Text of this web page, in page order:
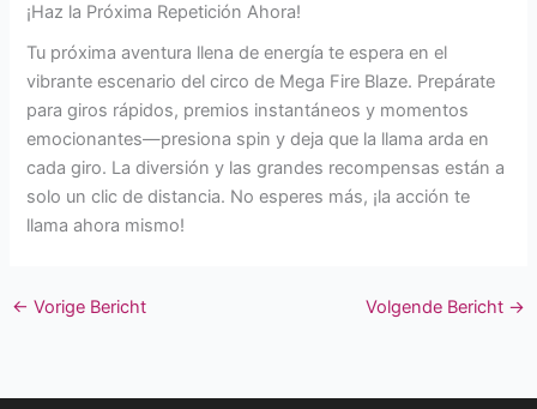
¡Haz la Próxima Repetición Ahora!
Tu próxima aventura llena de energía te espera en el
vibrante escenario del circo de Mega Fire Blaze. Prepárate
para giros rápidos, premios instantáneos y momentos
emocionantes—presiona spin y deja que la llama arda en
cada giro. La diversión y las grandes recompensas están a
solo un clic de distancia. No esperes más, ¡la acción te
llama ahora mismo!
← Vorige Bericht Volgende Bericht →